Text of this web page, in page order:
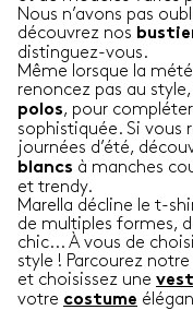
Nous n’avons pas
découvrez nos
distinguez-vous.
Même lorsque la
renoncez pas au
polos, pour
sophistiquée. Si vous
journées d’été,
blancs à manches
et trendy.
Marella décline le t-
de multiples formes,
chic... À vous de
style ! Parcourez
et choisissez une
votre costume